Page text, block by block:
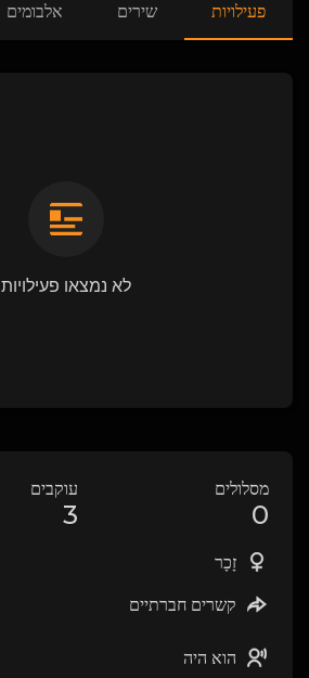
פעילויות שירים אלבומים
לא נמצאו פעילויות
מסלולים
0
עוקבים
3
זָכָר
קשרים חברתיים
הוא היה